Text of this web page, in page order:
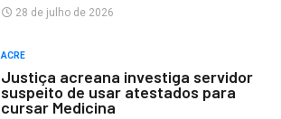
28 de julho de 2026
ACRE
Justiça acreana investiga servidor
suspeito de usar atestados para
cursar Medicina